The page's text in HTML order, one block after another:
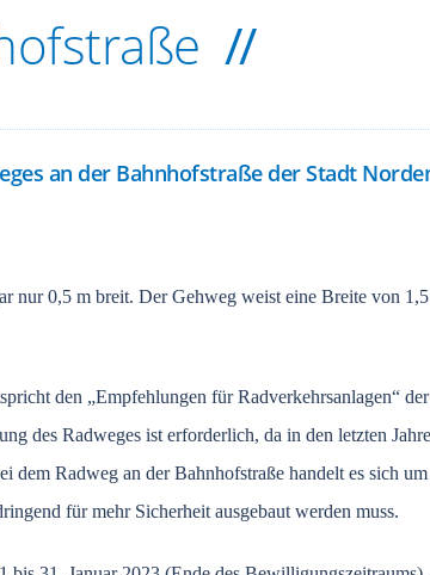
an der Bahnhofstraße der Stadt
nur 0,5 m breit. Der Gehweg weist eine Breite von
den „Empfehlungen für Radverkehrsanlagen“
des Radweges ist erforderlich, da in den letzten
dem Radweg an der Bahnhofstraße handelt es sich
für mehr Sicherheit ausgebaut werden muss.